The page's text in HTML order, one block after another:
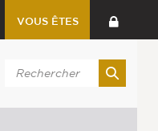
VOUS ÊTES